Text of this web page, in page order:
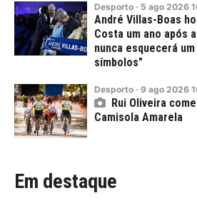
Desporto · 5 ago 2026
André Villas-Boas
Costa um ano após
nunca esquecerá
símbolos"
Desporto · 9 ago 2026
Rui Oliveira
Camisola Amarela
Em destaque